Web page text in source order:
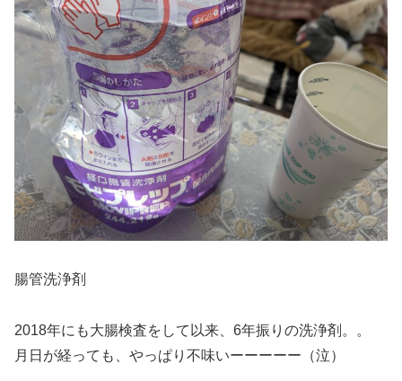
腸管洗浄剤
2018年にも大腸検査をして以来、6年振りの洗浄剤。。
月日が経っても、やっぱり不味いーーーーー（泣）